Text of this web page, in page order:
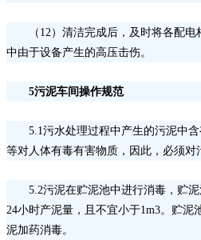
（ 12）清洁完成后，及时将各配
中由于设备产生的高压击伤。
5污泥车间操作规范
5.1污水处理过程中产生的污泥中
等对人体有毒有害物质，因此，必须对
5.2污泥在贮泥池中进行消毒，贮
24小时产泥量，且不宜小于1m3。贮
泥加药消毒。